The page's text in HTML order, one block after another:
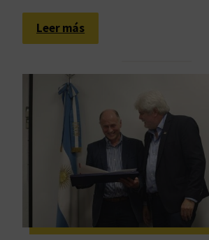
Leer más:
E
o
,
p